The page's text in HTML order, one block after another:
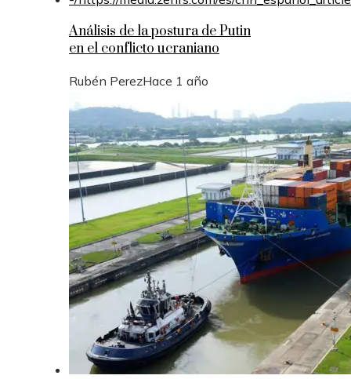
Análisis de la postura de Putin
en el conflicto ucraniano
Rubén PerezHace 1 año